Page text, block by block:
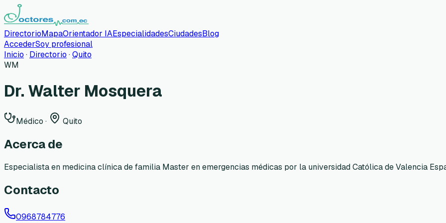
DirectorioMapaOrientador IAEspecialidadesCiudadesBlog
AccederSoy profesional
Inicio · Directorio ·Quito
WM
Dr. Walter Mosquera
Médico · Quito
Acerca de
Especialista en medicina clínica de familia Master en emergencias médicas por la universidad Católica de Valencia
Contacto
0968784776